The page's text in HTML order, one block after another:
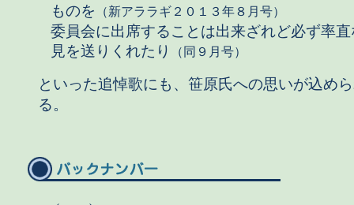
ものを
（新アララギ２０１３年８月号）
委員会に出席することは出来ざれど必ず率
見を送りくれたり
（同９月号）
といった追悼歌にも、笹原氏への思いが込め
る。